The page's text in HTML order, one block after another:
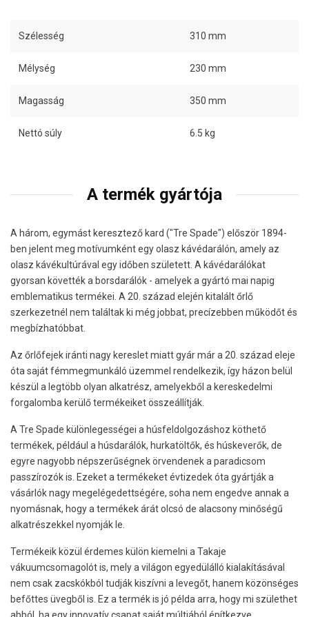
Szélesség 310 mm
Mélység 230 mm
Magasság 350 mm
Nettó súly 6.5 kg
A termék gyártója
A három, egymást keresztező kard ("Tre Spade") először 1894-
ben jelent meg motívumként egy olasz kávédarálón, amely az
olasz kávékultúrával egy időben született. A kávédarálókat
gyorsan követték a borsdarálók - amelyek a gyártó mai napig
emblematikus termékei. A 20. század elején kitalált őrlő
szerkezetnél nem találtak ki még jobbat, precízebben működőt és
megbízhatóbbat.
Az őrlőfejek iránti nagy kereslet miatt gyár már a 20. század eleje
óta saját fémmegmunkáló üzemmel rendelkezik, így házon belül
készül a legtöbb olyan alkatrész, amelyekből a kereskedelmi
forgalomba kerülő termékeiket összeállítják.
A Tre Spade különlegességei a húsfeldolgozáshoz köthető
termékek, például a húsdarálók, hurkatöltők, és húskeverők, de
egyre nagyobb népszerűségnek örvendenek a paradicsom
passzírozók is. Ezeket a termékeket évtizedek óta gyártják a
vásárlók nagy megelégedettségére, soha nem engedve annak a
nyomásnak, hogy a termékek árát olcsó de alacsony minőségű
alkatrészekkel nyomják le.
Termékeik közül érdemes külön kiemelni a Takaje
vákuumcsomagolót is, mely a világon egyedülálló kialakításával
nem csak zacskókból tudják kiszívni a levegőt, hanem közönséges
befőttes üvegből is. Ez a termék is jó példa arra, hogy mi születhet